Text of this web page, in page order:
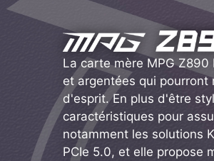
La carte mère MPG Z890
et argentées qui
d'esprit. En plus d'être
caractéristiques pour
notamment les solutions
PCIe 5.0, et elle propose